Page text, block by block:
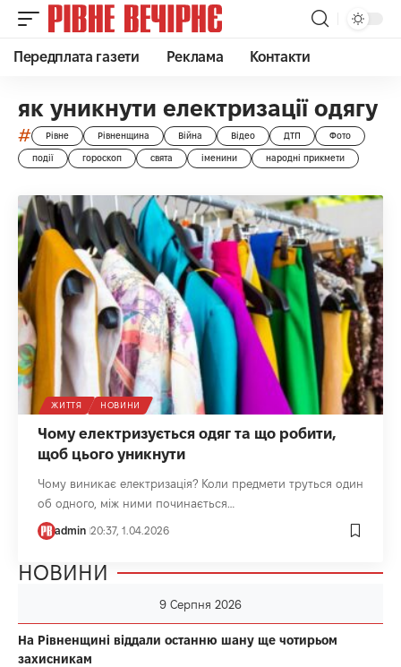
Передплата газети Реклама Контакти
як уникнути електризації одягу
# Рівне Рівненщина Війна Відео ДТП Фото
події гороскоп свята іменини народні прикмети
ЖИТТЯ НОВИНИ
Чому електризується одяг та що робити,
щоб цього уникнути
Чому виникає електризація? Коли предмети труться один
об одного, між ними починається…
admin 20:37, 1.04.2026
НОВИНИ
9 Серпня 2026
На Рівненщині віддали останню шану ще чотирьом
захисникам